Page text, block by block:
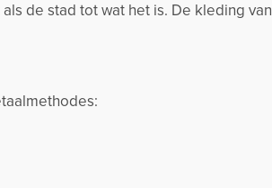
de stad tot wat het is. De kleding